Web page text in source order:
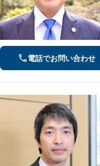
電話でお問い合わせ